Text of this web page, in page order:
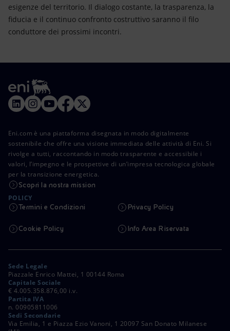
esigenze del territorio. Il dialogo costante, la trasparenza, la
fiducia e il continuo confronto costruttivo saranno il filo
conduttore dei prossimi incontri.
Eni.com è una piattaforma disegnata in modo digitalmente
sostenibile che offre una visione immediata delle attività di Eni. Si
rivolge a tutti, raccontando in modo trasparente e accessibile i
valori, l’impegno e le prospettive di un’impresa tecnologica globale
per la transizione energetica.
Scopri la nostra mission
POLICY
Termini e Condizioni Privacy Policy
Cookie Policy Info Area Riservata
Sede Legale
Piazzale Enrico Mattei, 1 00144 Roma
Capitale Sociale
€ 4.005.358.876,00 i.v.
Partita IVA
n. 00905811006
Sedi Secondarie
Via Emilia, 1 e Piazza Ezio Vanoni, 1 20097 San Donato Milanese